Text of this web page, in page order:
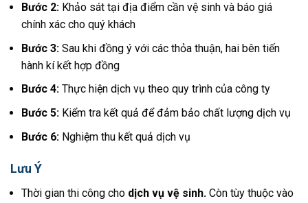
Bước 2: Khảo sát tại địa điểm cần vệ sinh và báo giá
chính xác cho quý khách
Bước 3: Sau khi đồng ý với các thỏa thuận, hai bên tiến
hành kí kết hợp đồng
Bước 4: Thực hiện dịch vụ theo quy trình của công ty
Bước 5: Kiểm tra kết quả để đảm bảo chất lượng dịch vụ
Bước 6: Nghiệm thu kết quả dịch vụ
Lưu Ý
Thời gian thi công cho dịch vụ vệ sinh. Còn tùy thuộc vào